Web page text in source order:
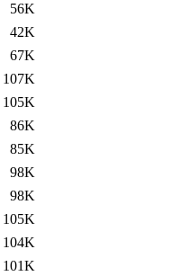
56K
42K
67K
107K
105K
86K
85K
98K
98K
105K
104K
101K